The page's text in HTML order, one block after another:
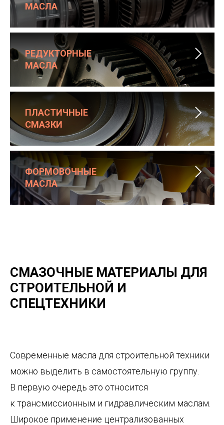
МАСЛА
РЕДУКТОРНЫЕ
МАСЛА
ПЛАСТИЧНЫЕ
СМАЗКИ
ФОРМОВОЧНЫЕ
МАСЛА
СМАЗОЧНЫЕ МАТЕРИАЛЫ ДЛЯ
СТРОИТЕЛЬНОЙ И
СПЕЦТЕХНИКИ
Современные масла для строительной техники
можно выделить в самостоятельную группу.
В первую очередь это относится
к трансмиссионным и гидравлическим маслам.
Широкое применение централизованных